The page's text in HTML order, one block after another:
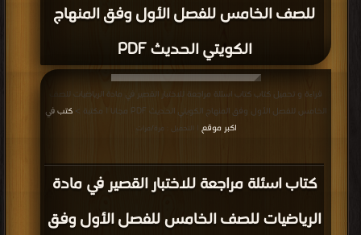
للصف الخامس للفصل الأول وفق المنهاج
الكويتي الحديث PDF
كتاب اسئلة مراجعة للاختبار القصير في مادة
الرياضيات للصف الخامس للفصل الأول وفق
قراءة و تحميل كتاب كتاب اسئلة مراجعة للاختبار القصير في مادة الرياضيات للصف
الخامس للفصل الأول وفق المنهاج الكويتي الحديث PDF مجانا | مكتبة >
كتب في
اكبر موقع
| التحميل : مرة/مرات